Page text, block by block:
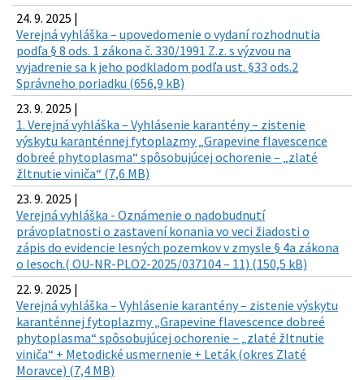
24. 9. 2025 |
Verejná vyhláška – upovedomenie o vydaní rozhodnutia
podľa § 8 ods. 1 zákona č. 330/1991 Z.z. s výzvou na
vyjadrenie sa k jeho podkladom podľa ust. §33 ods.2
Správneho poriadku (656,9 kB)
23. 9. 2025 |
1. Verejná vyhláška – Vyhlásenie karantény – zistenie
výskytu karanténnej fytoplazmy „Grapevine flavescence
dobreé phytoplasma“ spôsobujúcej ochorenie – „zlaté
žltnutie viniča“ (7,6 MB)
23. 9. 2025 |
Verejná vyhláška - Oznámenie o nadobudnutí
právoplatnosti o zastavení konania vo veci žiadosti o
zápis do evidencie lesných pozemkov v zmysle § 4a zákona
o lesoch.( OU-NR-PLO2-2025/037104 – 11) (150,5 kB)
22. 9. 2025 |
Verejná vyhláška – Vyhlásenie karantény – zistenie výskytu
karanténnej fytoplazmy „Grapevine flavescence dobreé
phytoplasma“ spôsobujúcej ochorenie – „zlaté žltnutie
viniča“ + Metodické usmernenie + Leták (okres Zlaté
Moravce) (7,4 MB)